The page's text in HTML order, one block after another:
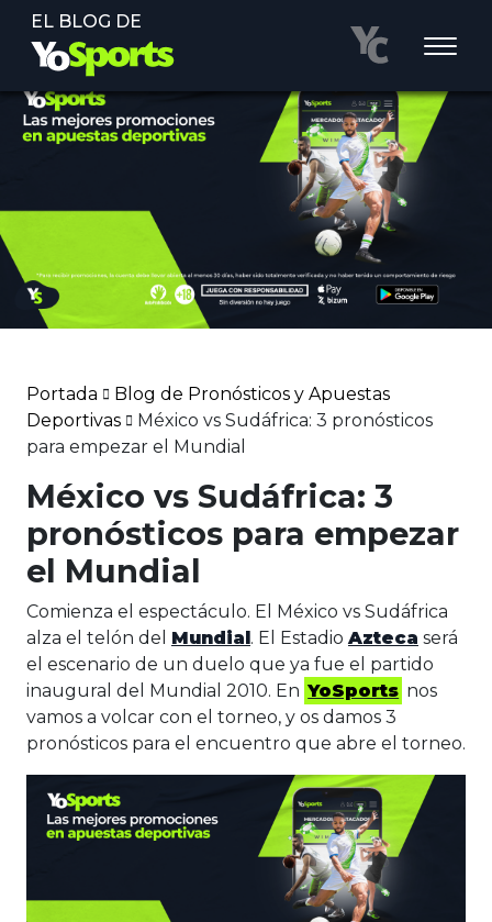
EL BLOG DE
Portada
Blog de Pronósticos y Apuestas
Deportivas
México vs Sudáfrica: 3 pronósticos
para empezar el Mundial
México vs Sudáfrica: 3
pronósticos para empezar
el Mundial
Comienza el espectáculo. El México vs Sudáfrica
alza el telón del Mundial . El EstadioAzteca será
el escenario de un duelo que ya fue el partido
inaugural del Mundial 2010. En YoSports nos
vamos a volcar con el torneo, y os damos 3
pronósticos para el encuentro que abre el torneo.